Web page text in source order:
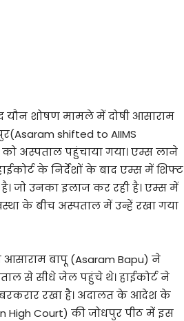
यौन शोषण मामले में दोषी आसाराम
shifted to AIIMS
अस्पताल पहुंचाया गया। एम्स लाने
के निर्देशों के बाद एम्स में शिफ्ट
जो उनका इलाज कर रही है। एम्स में
के बीच अस्पताल में उन्हें रखा गया
बापू (Asaram Bapu) ने
से सीधे जेल पहुंचे थे। हाईकोर्ट ने
रखा है। अदालत के आदेश के
High Court) की जोधपुर पीठ में इस